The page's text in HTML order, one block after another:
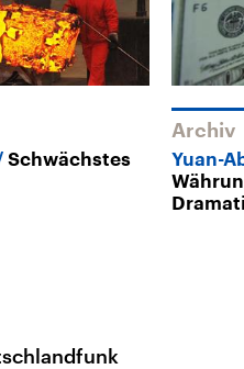
Schwächstes
Archiv
Yuan-